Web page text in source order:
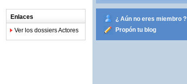
Enlaces
Ver los dossiers Actores
¿ Aún no eres miembro ?
Propón tu blog